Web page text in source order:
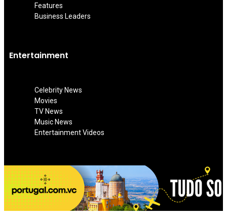
Features
Business Leaders
Entertainment
Celebrity News
Movies
TV News
Music News
Entertainment Videos